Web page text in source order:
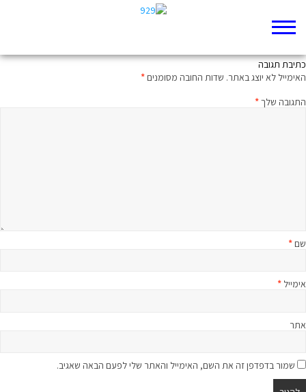
כתיבת תגובה
האימייל לא יוצג באתר. שדות החובה מסומנים*
התגובה שלך*
שם*
אימייל *
אתר
שמור בדפדפן זה את השם, האימייל והאתר שלי לפעם הבאה שאגיב.